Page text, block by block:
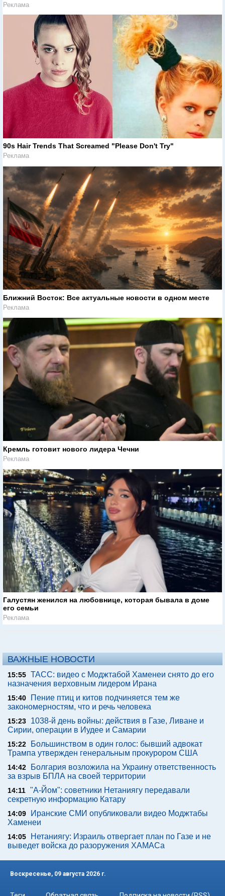
Реклама
90s Hair Trends That Screamed "Please Don't Try"
Реклама
Ближний Восток: Все актуальные новости в одном месте
Реклама
Кремль готовит нового лидера Чечни
Реклама
Галустян женился на любовнице, которая бывала в доме
его семьи
Реклама
ВАЖНЫЕ НОВОСТИ
15:55 ТАСС: видео с Моджтабой Хаменеи снято до его
назначения верховным лидером Ирана
15:40
Пение птиц и китов подчиняется тем же
закономерностям, что и речь человека
15:23
1038-й день войны: действия в Газе, Ливане и
Сирии, операции в Иудее и Самарии
15:22
Большинством в один голос: бывший адвокат
Трампа утвержден генеральным прокурором США
14:42
Болгария возложила на Украину ответственность
за взрыв БПЛА на своей территории
14:11 "А-Йом": советники Нетаниягу передавали
секретную информацию Катару
14:09
Иранские СМИ опубликовали видео Моджтабы
Хаменеи
14:05
Нетаниягу: Израиль отвергает план по Газе и не
выведет войска до разоружения ХАМАСа
Воскресенье, 09 августа 2026 г.